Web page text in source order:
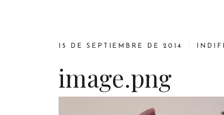
15 DE SEPTIEMBRE DE 2014
image.png